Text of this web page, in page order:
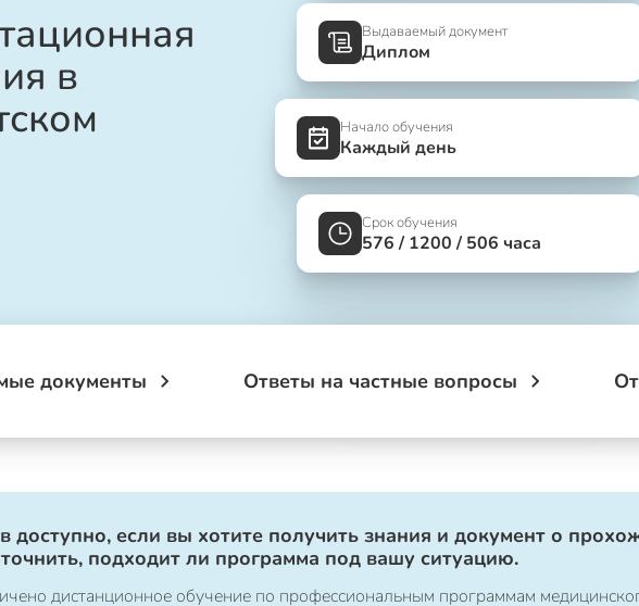
в
Выдаваемый документ
Диплом
Начало обучения
Каждый день
Срок обучения
576 / 1200 / 506 часа
документы Ответы на частные вопросы
доступно, если вы хотите получить знания и документ о
подходит ли программа под вашу ситуацию.
дистанционное обучение по профессиональным программам